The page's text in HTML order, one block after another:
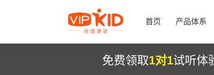
首页 产品体系
免费领取1对1试听体